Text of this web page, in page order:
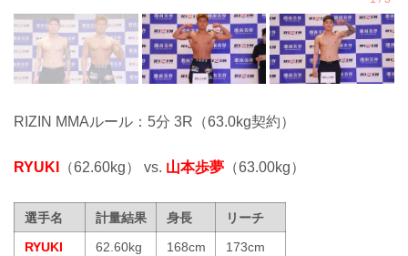
RIZIN MMAルール：5分 3R（63.0kg契約）
RYUKI （62.60kg） vs. 山本歩夢 （63.00kg）
選手名 計量結果 身長
リーチ
RYUKI
62.60kg 168cm
173cm